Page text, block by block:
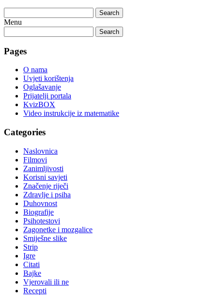
Search
Menu
Search
Pages
O nama
Uvjeti korištenja
Oglašavanje
Prijatelji portala
KvizBOX
Video instrukcije iz matematike
Categories
Naslovnica
Filmovi
Zanimljivosti
Korisni savjeti
Značenje riječi
Zdravlje i psiha
Duhovnost
Biografije
Psihotestovi
Zagonetke i mozgalice
Smiješne slike
Strip
Igre
Citati
Bajke
Vjerovali ili ne
Recepti